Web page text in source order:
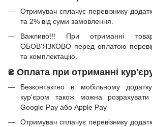
Отримувач сплачує перевізнику
та 2% від суми замовлення.
Важливо!!! При отриманні
ОБОВ'ЯЗКОВО перед оплатою
та комплектацію.
₴ Оплата при отриманні
Безконтактно в мобільному
кур'єром також можна розрахувати
Google Pay або Apple Pay
Отримувач сплачує перевізнику